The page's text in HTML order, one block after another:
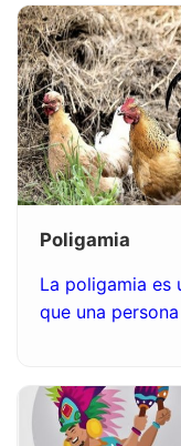
Poligamia
La poligamia es
que una